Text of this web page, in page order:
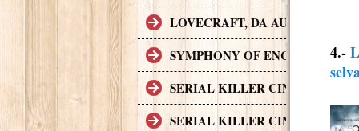
LOVECRAFT, DA AUTORE A
SYMPHONY OF ENCHANTED
SERIAL KILLER
SERIAL KILLER
4.-